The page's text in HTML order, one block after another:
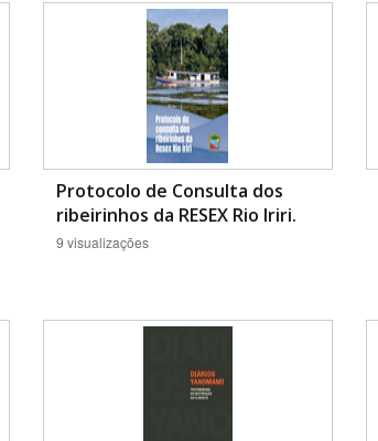
Protocolo de Consulta dos
ribeirinhos da RESEX Rio Iriri.
9 visualizações